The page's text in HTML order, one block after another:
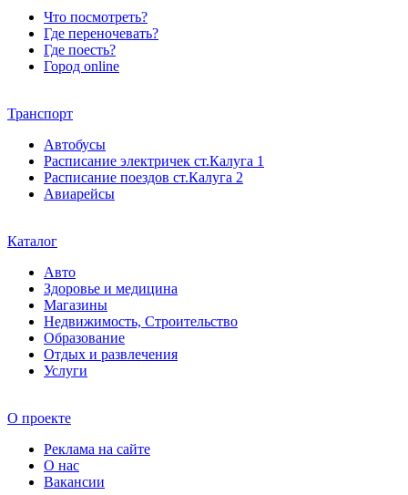
Что посмотреть?
Где переночевать?
Где поесть?
Город online
Транспорт
Автобусы
Расписание электричек ст.Калуга 1
Расписание поездов ст.Калуга 2
Авиарейсы
Каталог
Авто
Здоровье и медицина
Магазины
Недвижимость, Строительство
Образование
Отдых и развлечения
Услуги
О проекте
Реклама на сайте
О нас
Вакансии